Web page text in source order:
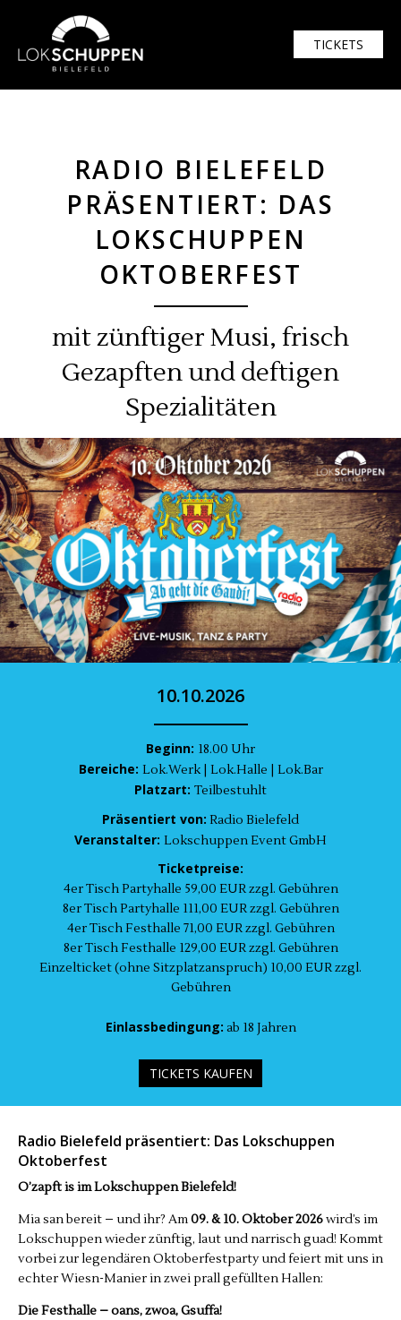
TICKETS
RADIO BIELEFELD
PRÄSENTIERT: DAS
LOKSCHUPPEN
OKTOBERFEST
mit zünftiger Musi, frisch
Gezapften und deftigen
Spezialitäten
10.10.2026
Beginn: 18.00 Uhr
Bereiche: Lok.Werk | Lok.Halle | Lok.Bar
Platzart: Teilbestuhlt
Präsentiert von: Radio Bielefeld
Veranstalter: Lokschuppen Event GmbH
Ticketpreise:
4er Tisch Partyhalle 59,00 EUR zzgl. Gebühren
8er Tisch Partyhalle 111,00 EUR zzgl. Gebühren
4er Tisch Festhalle 71,00 EUR zzgl. Gebühren
8er Tisch Festhalle 129,00 EUR zzgl. Gebühren
Einzelticket (ohne Sitzplatzanspruch) 10,00 EUR zzgl.
Gebühren
Einlassbedingung: ab 18 Jahren
TICKETS KAUFEN
Radio Bielefeld präsentiert: Das Lokschuppen
Oktoberfest
O’zapft is im Lokschuppen Bielefeld!
Mia san bereit – und ihr? Am09. & 10. Oktober 2026wird’s im
Lokschuppen wieder zünftig, laut und narrisch guad! Kommt
vorbei zur legendären Oktoberfestparty und feiert mit uns in
echter Wiesn-Manier in zwei prall gefüllten Hallen:
Die Festhalle – oans, zwoa, Gsuffa!